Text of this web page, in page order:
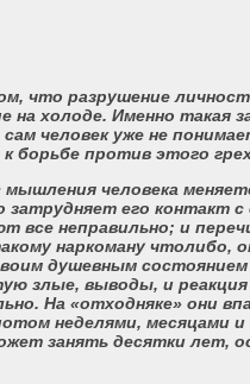
что разрушение
на холоде. Именно такая
человек уже не
борьбе против этого
человека
затрудняет его контакт
все неправильно; и
наркоману что­либо,
душевным состоянием
злые, выводы, и
На «отходняке» они
неделями, месяцами и
занять десятки лет,